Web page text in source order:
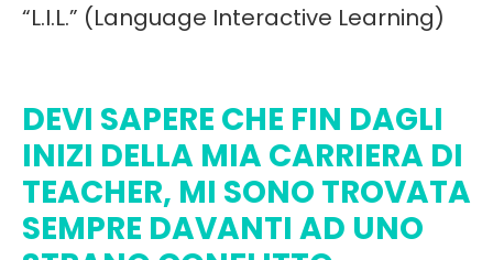
“L.I.L.” (Language Interactive Learning)
DEVI SAPERE CHE FIN DAGLI
INIZI DELLA MIA CARRIERA DI
TEACHER, MI SONO TROVATA
SEMPRE DAVANTI AD UNO